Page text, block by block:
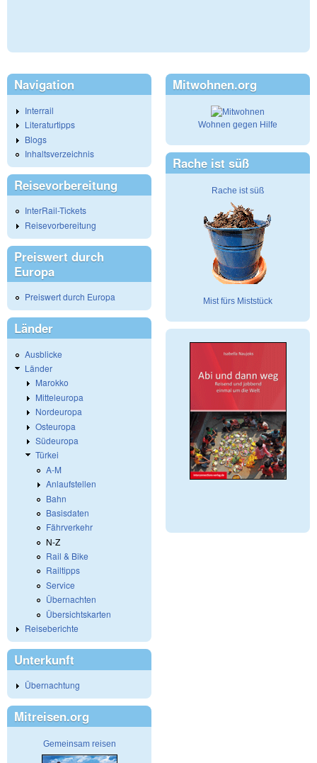
Navigation
Interrail
Literaturtipps
Blogs
Inhaltsverzeichnis
Reisevorbereitung
InterRail-Tickets
Reisevorbereitung
Preiswert durch
Europa
Preiswert durch Europa
Länder
Ausblicke
Länder
Marokko
Mitteleuropa
Nordeuropa
Osteuropa
Südeuropa
Türkei
A-M
Anlaufstellen
Bahn
Basisdaten
Fährverkehr
N-Z
Rail & Bike
Railtipps
Service
Übernachten
Übersichtskarten
Reiseberichte
Unterkunft
Übernachtung
Mitreisen.org
Gemeinsam reisen
Mitwohnen.org
Wohnen gegen Hilfe
Rache ist süß
Rache ist süß
Mist fürs Miststück